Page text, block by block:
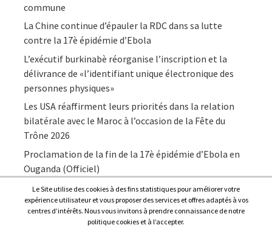
commune
La Chine continue d’épauler la RDC dans sa lutte
contre la 17è épidémie d’Ebola
L’exécutif burkinabè réorganise l’inscription et la
délivrance de «l’identifiant unique électronique des
personnes physiques»
Les USA réaffirment leurs priorités dans la relation
bilatérale avec le Maroc à l’occasion de la Fête du
Trône 2026
Proclamation de la fin de la 17è épidémie d’Ebola en
Ouganda (Officiel)
Le Site utilise des cookies à des fins statistiques pour améliorer votre
expérience utilisateur et vous proposer des services et offres adaptés à vos
centres d’intérêts. Nous vous invitons à prendre connaissance de notre
politique cookies et à l’accepter.